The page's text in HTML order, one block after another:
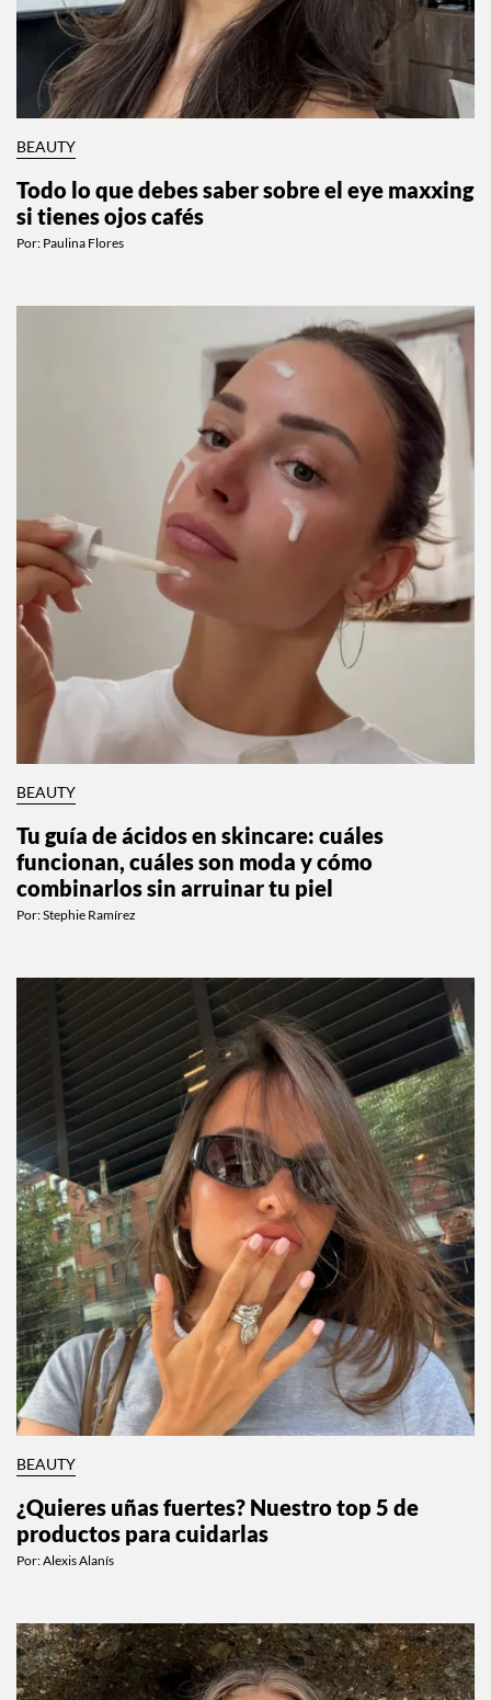
BEAUTY
Todo lo que debes saber sobre el eye maxxing
si tienes ojos cafés
Por: Paulina Flores
BEAUTY
Tu guía de ácidos en skincare: cuáles
funcionan, cuáles son moda y cómo
combinarlos sin arruinar tu piel
Por:Stephie Ramírez
BEAUTY
¿Quieres uñas fuertes? Nuestro top 5 de
productos para cuidarlas
Por:Alexis Alanís